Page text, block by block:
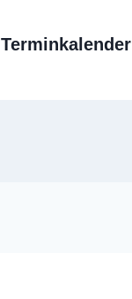
Terminkalender